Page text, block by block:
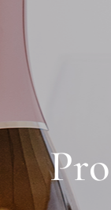
Pro